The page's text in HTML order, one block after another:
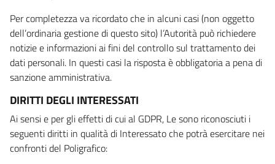
Per completezza va ricordato che in alcuni casi (non oggetto
dell’ordinaria gestione di questo sito) l’Autorità può richiedere
notizie e informazioni ai fini del controllo sul trattamento dei
dati personali. In questi casi la risposta è obbligatoria a pena di
sanzione amministrativa.
DIRITTI DEGLI INTERESSATI
Ai sensi e per gli effetti di cui al GDPR, Le sono riconosciuti i
seguenti diritti in qualità di Interessato che potrà esercitare nei
confronti del Poligrafico: